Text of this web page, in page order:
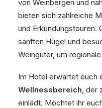
von Weinbergen und
bieten sich zahlreiche
und Erkundungstouren.
sanften Hügel und
Weingüter, um
Im Hotel erwartet euch
Wellnessbereich, der
einlädt. Möchtet ihr